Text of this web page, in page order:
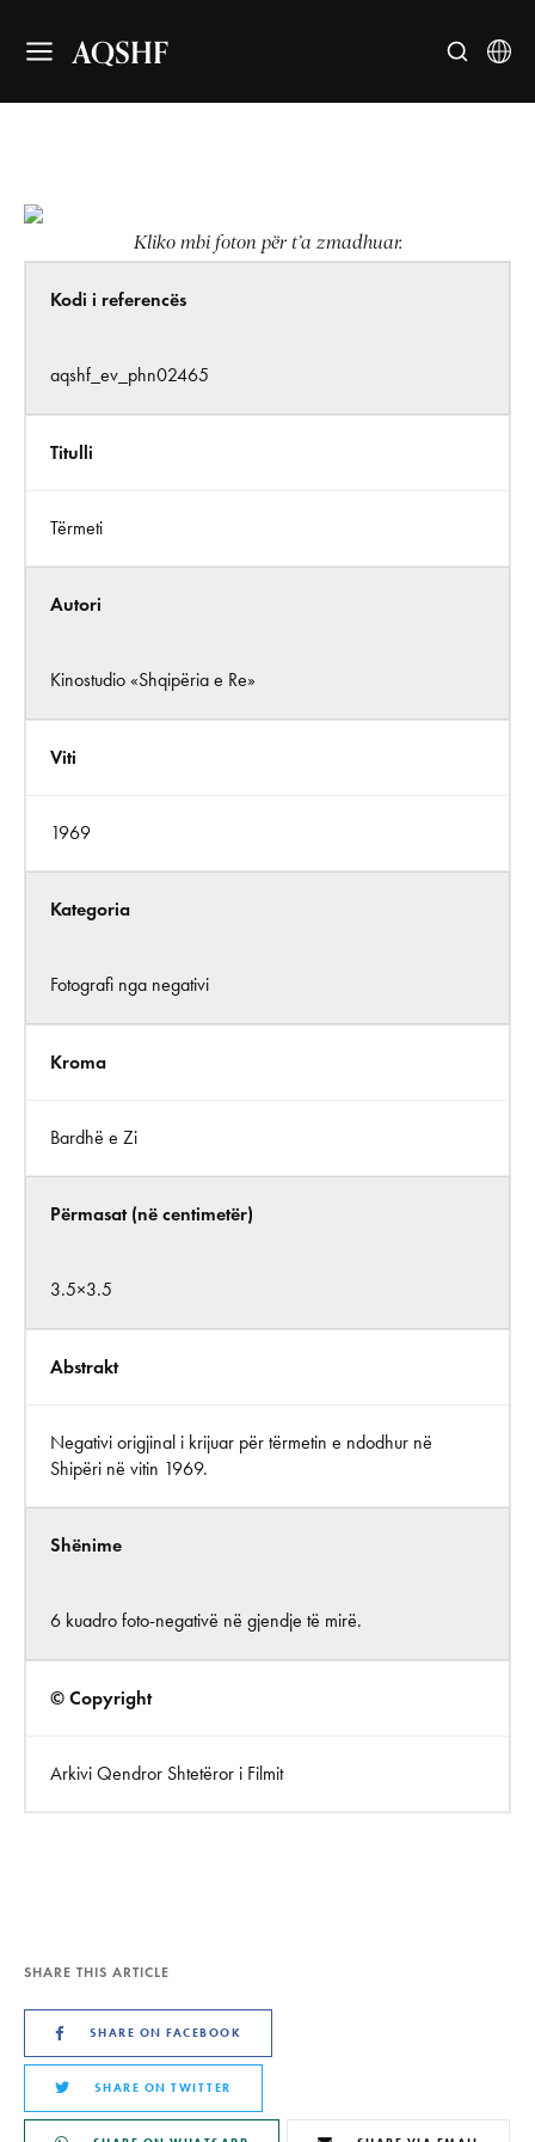
AQSHF
Kliko mbi foton për t’a zmadhuar.
Kodi i referencës
aqshf_ev_phn02465
Titulli
Tërmeti
Autori
Kinostudio «Shqipëria e Re»
Viti
1969
Kategoria
Fotografi nga negativi
Kroma
Bardhë e Zi
Përmasat (në centimetër)
3.5×3.5
Abstrakt
Negativi origjinal i krijuar për tërmetin e ndodhur në
Shipëri në vitin 1969.
Shënime
6 kuadro foto-negativë në gjendje të mirë.
© Copyright
Arkivi Qendror Shtetëror i Filmit
SHARE THIS ARTICLE
SHARE ON FACEBOOK
SHARE ON TWITTER